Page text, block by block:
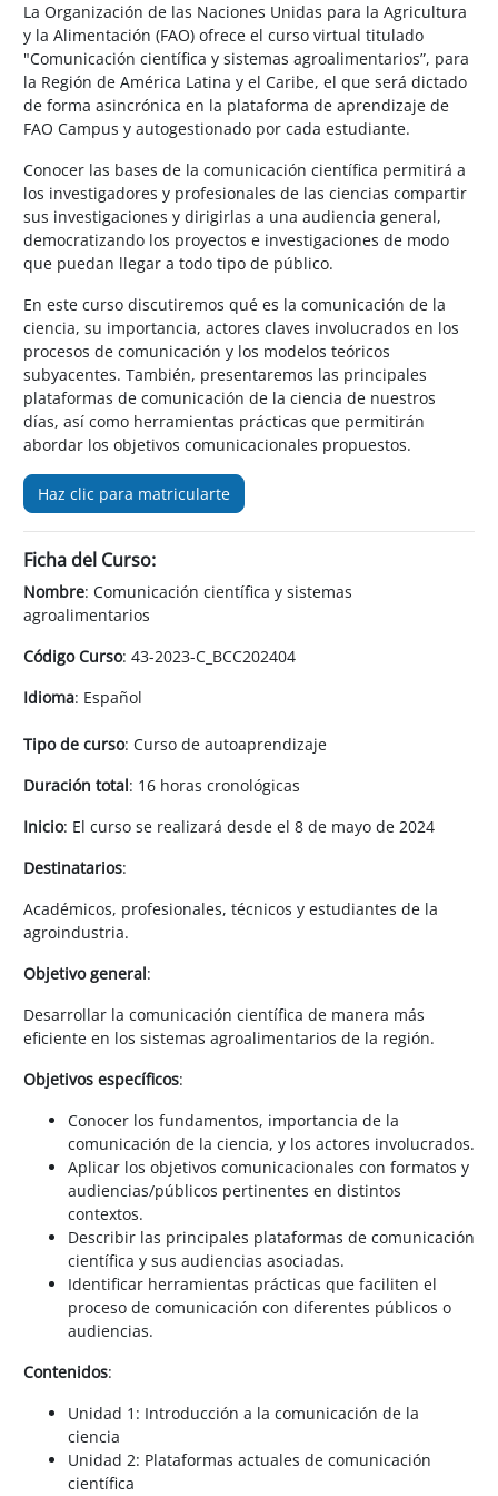
Salta al contenido principal
La Organización de las Naciones Unidas para la Agricultura
y la Alimentación (FAO) ofrece el curso virtual titulado
"Comunicación científica y sistemas agroalimentarios”, para
la Región de América Latina y el Caribe, el que será dictado
de forma asincrónica en la plataforma de aprendizaje de
FAO Campus y autogestionado por cada estudiante.
Conocer las bases de la comunicación científica permitirá a
los investigadores y profesionales de las ciencias compartir
sus investigaciones y dirigirlas a una audiencia general,
democratizando los proyectos e investigaciones de modo
que puedan llegar a todo tipo de público.
En este curso discutiremos qué es la comunicación de la
ciencia, su importancia, actores claves involucrados en los
procesos de comunicación y los modelos teóricos
subyacentes. También, presentaremos las principales
plataformas de comunicación de la ciencia de nuestros
días, así como herramientas prácticas que permitirán
abordar los objetivos comunicacionales propuestos.
Haz clic para matricularte
Ficha del Curso:
Nombre: Comunicación científica y sistemas
agroalimentarios
Código Curso: 43-2023-C_BCC202404
Idioma: Español
Tipo de curso: Curso de autoaprendizaje
Duración total: 16 horas cronológicas
Inicio: El curso se realizará desde el 8 de mayo de 2024
Destinatarios:
Académicos, profesionales, técnicos y estudiantes de la
agroindustria.
Objetivo general:
Desarrollar la comunicación científica de manera más
eficiente en los sistemas agroalimentarios de la región.
Objetivos específicos:
Conocer los fundamentos, importancia de la
comunicación de la ciencia, y los actores involucrados.
Aplicar los objetivos comunicacionales con formatos y
audiencias/públicos pertinentes en distintos
contextos.
Describir las principales plataformas de comunicación
científica y sus audiencias asociadas.
Identificar herramientas prácticas que faciliten el
proceso de comunicación con diferentes públicos o
audiencias.
Contenidos:
Unidad 1: Introducción a la comunicación de la
ciencia
Unidad 2: Plataformas actuales de comunicación
científica